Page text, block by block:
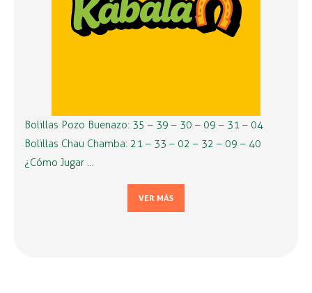
Bolillas Pozo Buenazo: 35 – 39 – 30 – 09 – 31 – 04
Bolillas Chau Chamba: 21 – 33 – 02 – 32 – 09 – 40
¿Cómo Jugar …
VER MÁS